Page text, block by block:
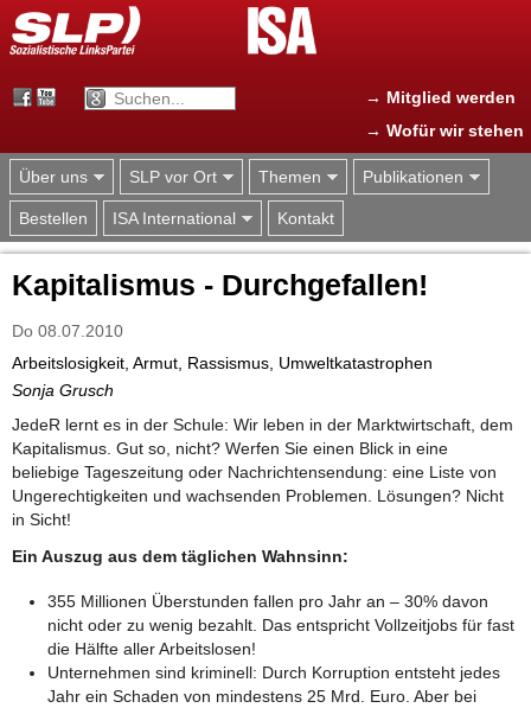
Jump to navigation
→ Mitglied werden
→ Wofür wir stehen
Über uns SLP vor Ort Themen Publikationen
Bestellen ISA International Kontakt
Kapitalismus - Durchgefallen!
Do 08.07.2010
Arbeitslosigkeit, Armut, Rassismus, Umweltkatastrophen
Sonja Grusch
JedeR lernt es in der Schule: Wir leben in der Marktwirtschaft, dem
Kapitalismus. Gut so, nicht? Werfen Sie einen Blick in eine
beliebige Tageszeitung oder Nachrichtensendung: eine Liste von
Ungerechtigkeiten und wachsenden Problemen. Lösungen? Nicht
in Sicht!
Ein Auszug aus dem täglichen Wahnsinn:
355 Millionen Überstunden fallen pro Jahr an – 30% davon
nicht oder zu wenig bezahlt. Das entspricht Vollzeitjobs für fast
die Hälfte aller Arbeitslosen!
Unternehmen sind kriminell: Durch Korruption entsteht jedes
Jahr ein Schaden von mindestens 25 Mrd. Euro. Aber bei